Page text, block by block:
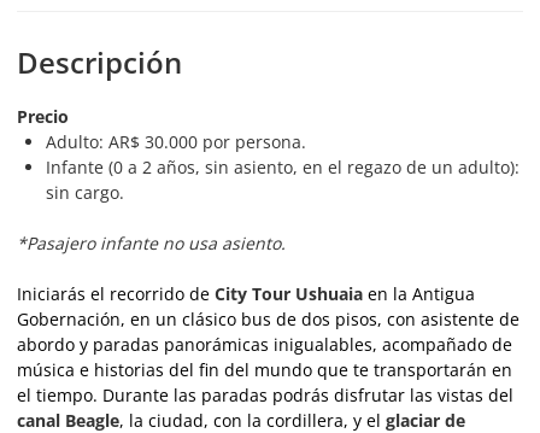
Descripción
Precio
Adulto: AR$ 30.000 por persona.
Infante (0 a 2 años, sin asiento, en el regazo de un adulto):
sin cargo.
*Pasajero infante no usa asiento.
Iniciarás el recorrido de City Tour Ushuaia en la Antigua
Gobernación, en un clásico bus de dos pisos, con asistente de
abordo y paradas panorámicas inigualables, acompañado de
música e historias del fin del mundo que te transportarán en
el tiempo. Durante las paradas podrás disfrutar las vistas del
canal Beagle, la ciudad, con la cordillera, y el glaciar de